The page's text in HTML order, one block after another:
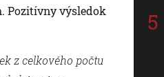
Pozitívny výsledok
z celkového počtu